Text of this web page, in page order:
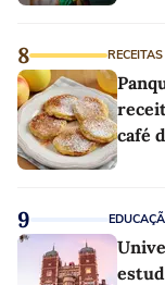
8 RECEITAS
café
9